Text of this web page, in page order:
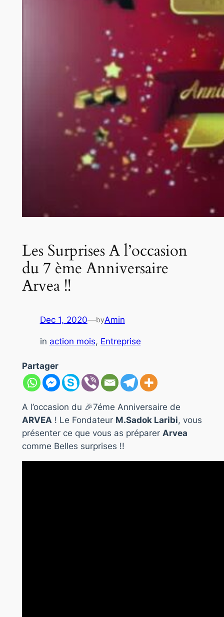
Les Surprises A l’occasion
du 7 ème Anniversaire
Arvea !!
Dec 1, 2020—byAmin
in action mois, Entreprise
Partager
A l’occasion du 🎉7éme Anniversaire de
ARVEA! Le Fondateur M.Sadok Laribi, vous
présenter ce que vous as préparer Arvea
comme Belles surprises !!